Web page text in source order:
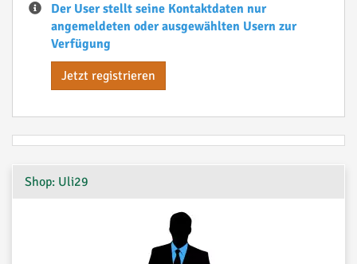
Der User stellt seine Kontaktdaten nur
angemeldeten oder ausgewählten Usern zur
Verfügung
Jetzt registrieren
Shop: Uli29